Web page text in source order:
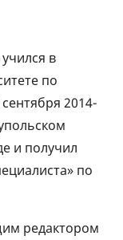
в
по
2014-
и получил
по
редактором